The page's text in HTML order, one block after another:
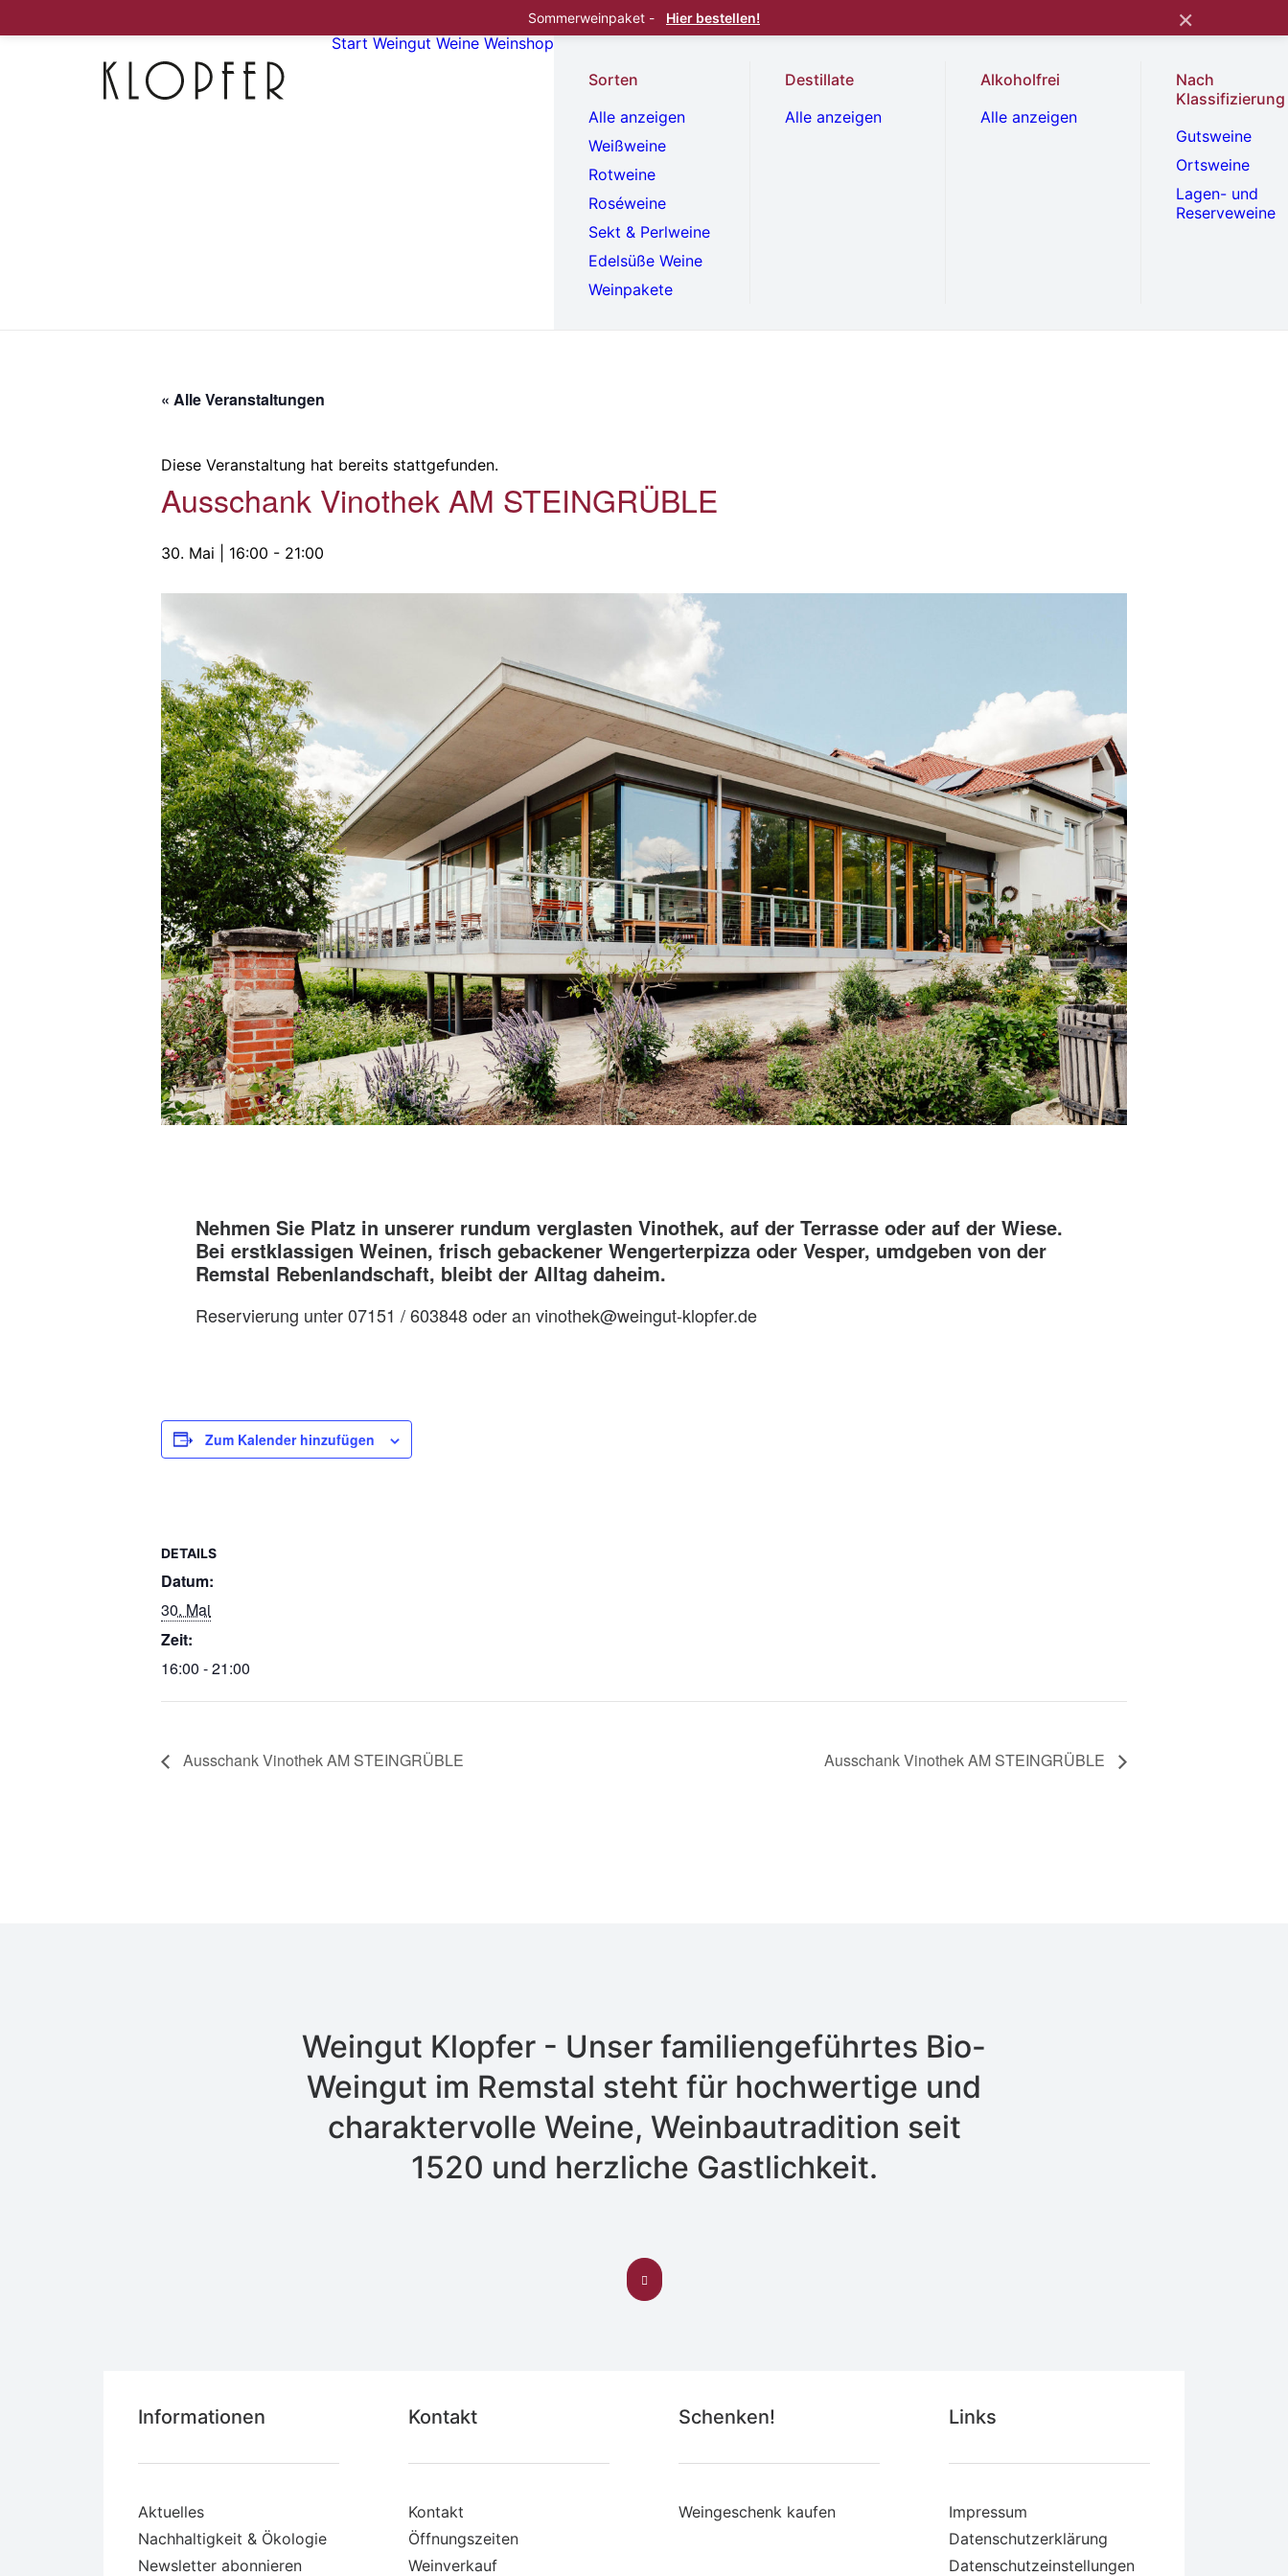
Sommerweinpaket - Hier bestellen! ×
Start Weingut Weine Weinshop
Sorten
Alle anzeigen
Weißweine
Rotweine
Roséweine
Sekt & Perlweine
Edelsüße Weine
Weinpakete
Destillate
Alle anzeigen
Alkoholfrei
Alle anzeigen
Nach
Klassifizierung
Gutsweine
Ortsweine
Lagen- und
Reserveweine
« Alle Veranstaltungen
Diese Veranstaltung hat bereits stattgefunden.
Ausschank Vinothek AM STEINGRÜBLE
30. Mai | 16:00 - 21:00
Nehmen Sie Platz in unserer rundum verglasten Vinothek, auf der Terrasse oder auf der Wiese.
Bei erstklassigen Weinen, frisch gebackener Wengerterpizza oder Vesper, umdgeben von der
Remstal Rebenlandschaft, bleibt der Alltag daheim.
Reservierung unter 07151 / 603848 oder an vinothek@weingut-klopfer.de
Zum Kalender hinzufügen
DETAILS
Datum:
30. Mai
Zeit:
16:00 - 21:00
Ausschank Vinothek AM STEINGRÜBLE Ausschank Vinothek AM STEINGRÜBLE
Weingut Klopfer - Unser familiengeführtes Bio-
Weingut im Remstal steht für hochwertige und
charaktervolle Weine, Weinbautradition seit
1520 und herzliche Gastlichkeit.
Informationen
Aktuelles
Nachhaltigkeit & Ökologie
Newsletter abonnieren
Kontakt
Kontakt
Öffnungszeiten
Weinverkauf
Schenken!
Weingeschenk kaufen
Links
Impressum
Datenschutzerklärung
Datenschutzeinstellungen